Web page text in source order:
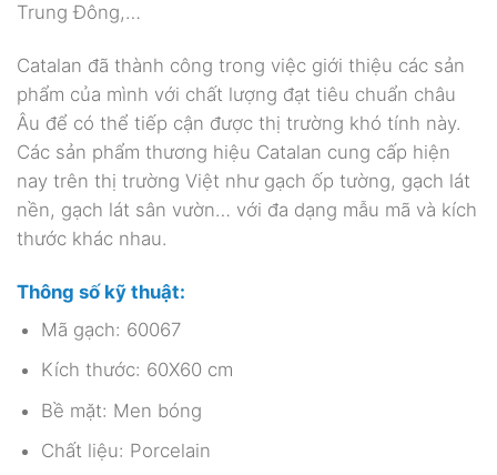
Trung Đông,…
Catalan đã thành công trong việc giới thiệu các sản
phẩm của mình với chất lượng đạt tiêu chuẩn châu
Âu để có thể tiếp cận được thị trường khó tính này.
Các sản phẩm thương hiệu Catalan cung cấp hiện
nay trên thị trường Việt như gạch ốp tường, gạch lát
nền, gạch lát sân vườn… với đa dạng mẫu mã và kích
thước khác nhau.
Thông số kỹ thuật:
Mã gạch: 60067
Kích thước: 60X60 cm
Bề mặt: Men bóng
Chất liệu: Porcelain